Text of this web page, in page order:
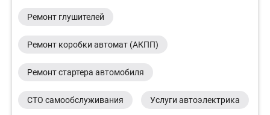
Ремонт глушителей
Ремонт коробки автомат (АКПП)
Ремонт стартера автомобиля
СТО самообслуживания Услуги автоэлектрика